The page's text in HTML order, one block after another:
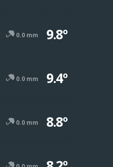
0.0 mm 9.8º
0.0 mm 9.4º
0.0 mm 8.8º